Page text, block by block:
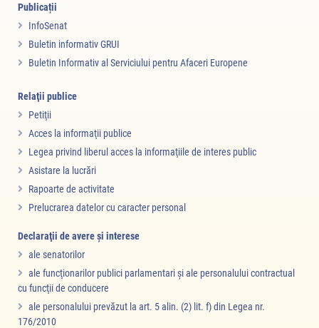
Publicații
InfoSenat
Buletin informativ GRUI
Buletin Informativ al Serviciului pentru Afaceri Europene
Relaţii publice
Petiţii
Acces la informaţii publice
Legea privind liberul acces la informaţiile de interes public
Asistare la lucrări
Rapoarte de activitate
Prelucrarea datelor cu caracter personal
Declaraţii de avere şi interese
ale senatorilor
ale funcţionarilor publici parlamentari şi ale personalului contractual
cu funcţii de conducere
ale personalului prevăzut la art. 5 alin. (2) lit. f) din Legea nr.
176/2010